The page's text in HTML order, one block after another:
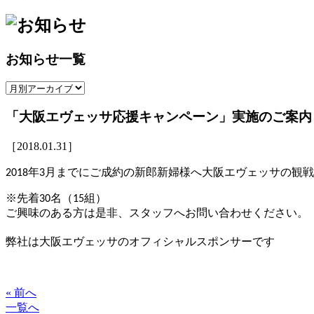
お知らせ一覧
「大阪エヴェッサ応援キャンペーン」実施のご案内
［2018.01.31］
2018年3月までにご成約の新郎新婦様へ大阪エヴェッサの観
※先着30名（15組）
ご興味のある方は是非、スタッフへお問い合わせください。
弊社は大阪エヴェッサのオフィシャルスポンサーです
« 前へ
一覧へ